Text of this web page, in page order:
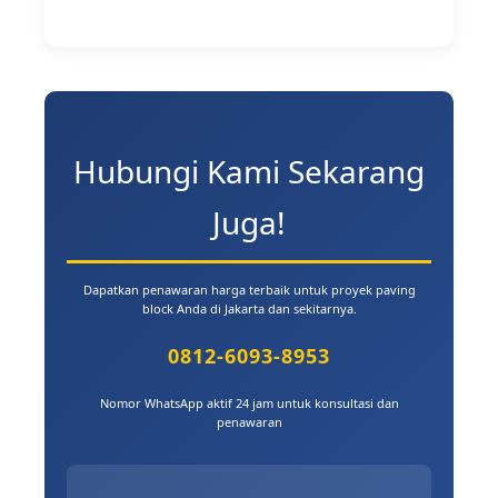
Hubungi Kami Sekarang
Juga!
Dapatkan penawaran harga terbaik untuk proyek paving
block Anda di Jakarta dan sekitarnya.
0812-6093-8953
Nomor WhatsApp aktif 24 jam untuk konsultasi dan
penawaran